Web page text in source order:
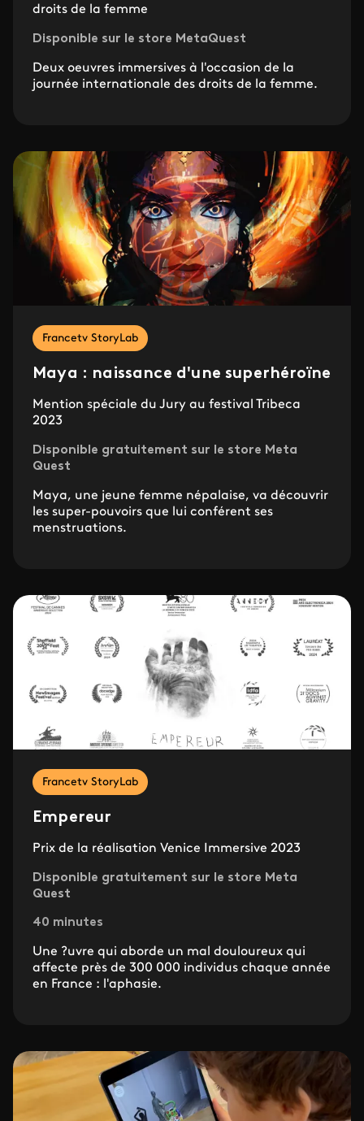
droits de la femme
Disponible sur le store MetaQuest
Deux oeuvres immersives à l'occasion de la
journée internationale des droits de la femme.
Francetv StoryLab
Maya : naissance d'une superhéroïne
Mention spéciale du Jury au festival Tribeca
2023
Disponible gratuitement sur le store Meta
Quest
Maya, une jeune femme népalaise, va découvrir
les super-pouvoirs que lui conférent ses
menstruations.
Francetv StoryLab
Empereur
Prix de la réalisation Venice Immersive 2023
Disponible gratuitement sur le store Meta
Quest
40 minutes
Une ?uvre qui aborde un mal douloureux qui
affecte près de 300 000 individus chaque année
en France : l'aphasie.